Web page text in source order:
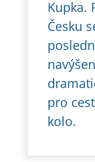
Kupka.
Česku
pro
kolo.